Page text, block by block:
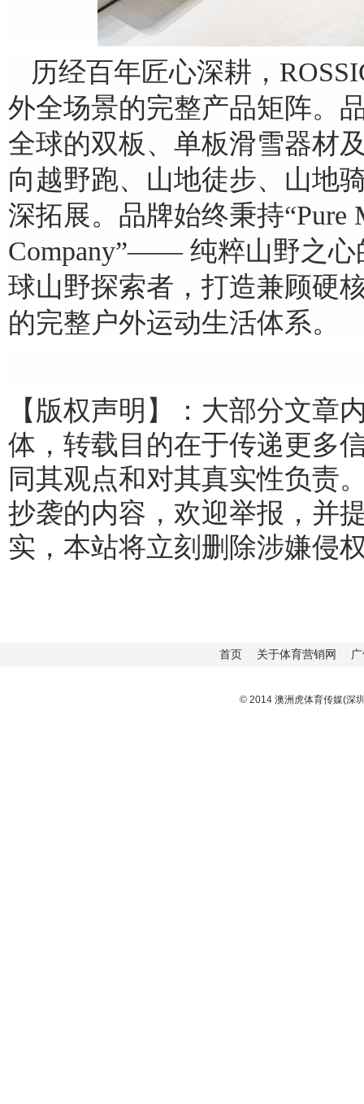
历经百年匠心深耕，
外全场景的完整产品矩阵。
全球的双板、单板滑雪器材
向越野跑、山地徒步、山地
深拓展。品牌始终秉持“Pure
Company”—— 纯粹山野之心
球山野探索者，打造兼顾硬
的完整户外运动生活体系。
【版权声明】：大部分文章
体，转载目的在于传递更多
同其观点和对其真实性负责
抄袭的内容，欢迎举报，并
实，本站将立刻删除涉嫌侵
首页 关于体育营销网
© 2014 澳洲虎体育传媒(深